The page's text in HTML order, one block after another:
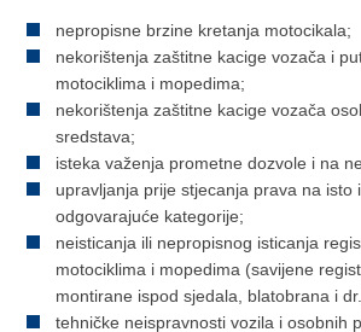
nepropisne brzine kretanja motocikala;
nekorištenja zaštitne kacige vozača i
motociklima i mopedima;
nekorištenja zaštitne kacige vozača
sredstava;
isteka važenja prometne dozvole i na
upravljanja prije stjecanja prava na isto
odgovarajuće kategorije;
neisticanja ili nepropisnog isticanja
motociklima i mopedima (savijene
montirane ispod sjedala, blatobrana i
tehničke neispravnosti vozila i osobnih